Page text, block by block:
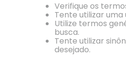
Verifique os
Tente utilizar uma
Utilize termos
busca.
Tente utilizar
desejado.